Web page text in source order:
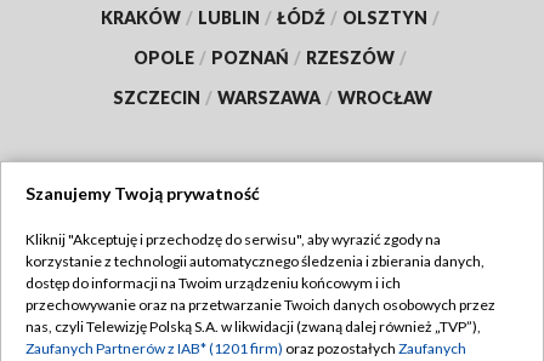
KRAKÓW / LUBLIN / ŁÓDŹ / OLSZTYN /
OPOLE / POZNAŃ / RZESZÓW /
SZCZECIN / WARSZAWA / WROCŁAW
TVP
Abonament TVP
Emisja w TVP
Regulamin TVP
Polityka prywatności
Szanujemy Twoją prywatność
Kliknij "Akceptuję i przechodzę do serwisu", aby wyrazić zgody na
korzystanie z technologii automatycznego śledzenia i zbierania danych,
dostęp do informacji na Twoim urządzeniu końcowym i ich
przechowywanie oraz na przetwarzanie Twoich danych osobowych przez
nas, czyli Telewizję Polską S.A. w likwidacji (zwaną dalej również „TVP”),
Zaufanych Partnerów z IAB* (1201 firm) oraz pozostałych Zaufanych